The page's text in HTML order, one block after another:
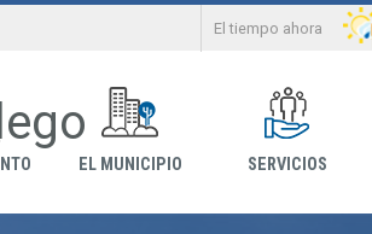
El tiempo ahora
EL MUNICIPIO SERVICIOS